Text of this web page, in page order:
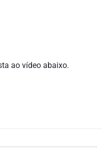
ao vídeo abaixo.